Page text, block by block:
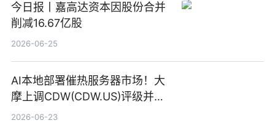
今日报丨嘉高达资本因股份合并
削减16.67亿股
2026-06-25
AI本地部署催热服务器市场！大
摩上调CDW(CDW.US)评级并看
高IBM(IBM.US)戴尔(DELL.US)
2026-06-23